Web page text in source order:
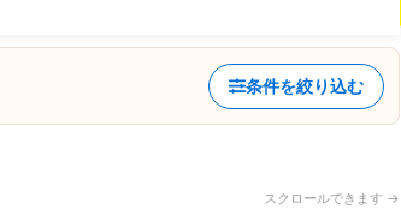
条件を絞り込む
スクロールできます →